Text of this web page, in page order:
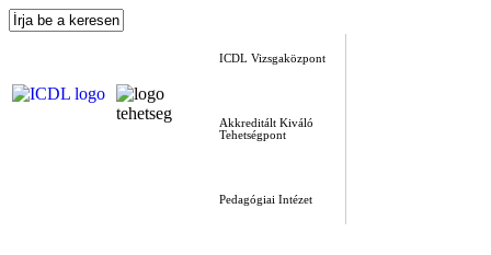
ICDL Vizsgaközpont
Akkreditált Kiváló
Tehetségpont
Pedagógiai Intézet